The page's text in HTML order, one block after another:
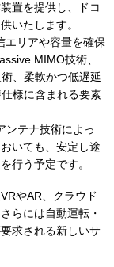
置を提供し、ドコ
いたします。
エリアや容量を確保
MIMO技術、
、柔軟かつ低遅延
様に含まれる要素
ンテナ技術によっ
いても、安定し途
行う予定です。
やAR、クラウド
らには自動運転・
求される新しいサ